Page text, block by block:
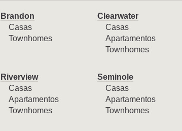
Brandon
Casas
Townhomes
Clearwater
Casas
Apartamentos
Townhomes
Riverview
Casas
Apartamentos
Townhomes
Seminole
Casas
Apartamentos
Townhomes